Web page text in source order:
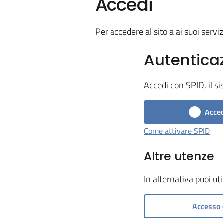
Per accedere al sito a ai suoi
Accedi con SPID, il
Come attivare SPID
Altre utenze
In alternativa puoi